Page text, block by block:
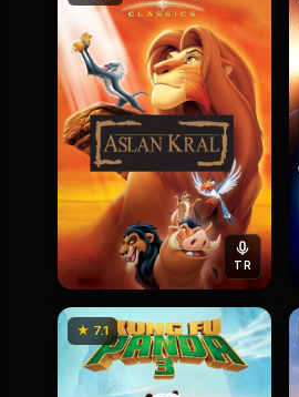
TR
★ 7.1